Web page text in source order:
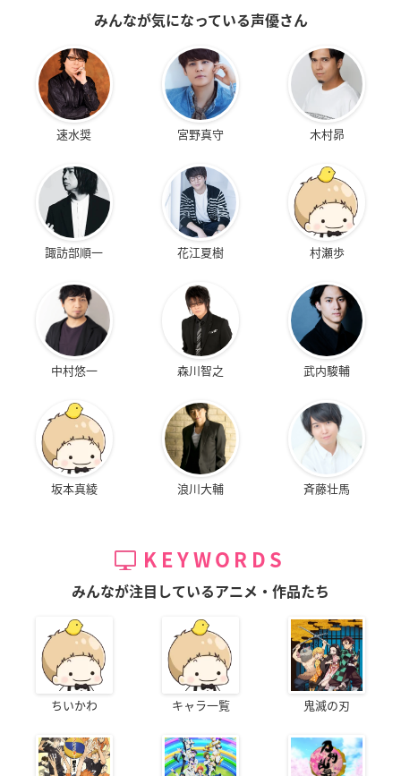
みんなが気になっている声優さん
速水奨 宮野真守 木村昴
諏訪部順一 花江夏樹 村瀬歩
中村悠一 森川智之 武内駿輔
坂本真綾 浪川大輔 斉藤壮馬
KEYWORDS
みんなが注目しているアニメ・作品たち
ちいかわ キャラ一覧 鬼滅の刃